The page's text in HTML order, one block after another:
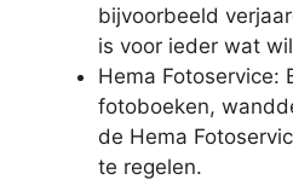
bijvoorbeeld
is voor ieder wat
Hema Fotoservice:
fotoboeken,
de Hema
te regelen.